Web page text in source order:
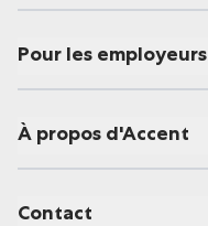
Pour les employeurs
À propos d'Accent
Contact